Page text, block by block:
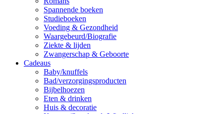
Spannende boeken
Studieboeken
Voeding & Gezondheid
Waargebeurd/Biografie
Ziekte & lijden
Zwangerschap & Geboorte
Cadeaus
Baby/knuffels
Bad/verzorgingsproducten
Bijbelhoezen
Eten & drinken
Huis & decoratie